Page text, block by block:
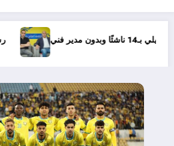
بـ14 ناشئًا وبدون مدير فني